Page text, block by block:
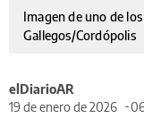
Imagen de uno de
Gallegos/Cordópolis
elDiarioAR
19 de enero de 2026